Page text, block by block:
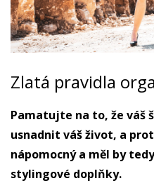
Zlatá pravidla
Pamatujte na to, že váš
usnadnit váš život, a
nápomocný a měl by
stylingové doplňky.